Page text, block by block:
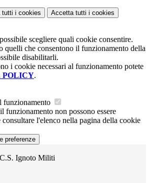
tutti i cookies Accetta tutti i cookies
scegliere quali cookie consentire.
quelli che consentono il funzionamento della
disabilitarli.
i cookie necessari al funzionamento potete
POLICY.
funzionamento
funzionamento non possono essere
l'elenco nella pagina della cookie
preferenze
Ignoto Militi